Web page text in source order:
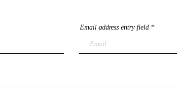
Email address entry field